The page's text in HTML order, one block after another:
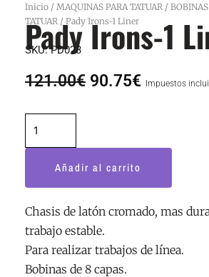
Inicio / MAQUINAS PARA TATUAR /
TATUAR / Pady Irons-1 Liner
Pady Irons-1
SKU:PD023
121.00€ El
121.00€.
90.75€ El
90.75€.
Impuestos
Irons-
cantidad
Añadir al carrito
Chasis de latón cromado, mas
trabajo estable.
Para realizar trabajos de línea.
Bobinas de 8 capas.